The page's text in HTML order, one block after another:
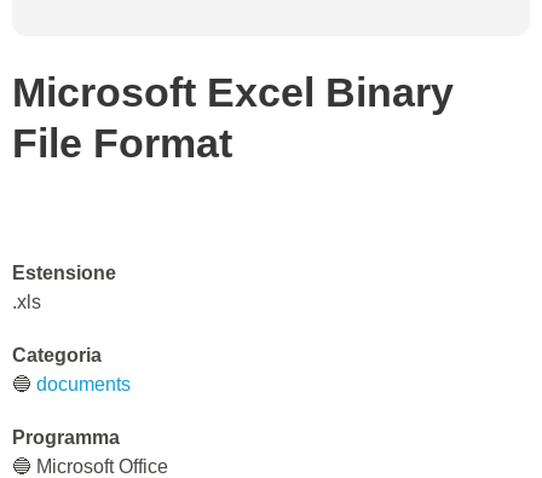
Microsoft Excel Binary
File Format
Estensione
.xls
Categoria
🔵 documents
Programma
🔵 Microsoft Office